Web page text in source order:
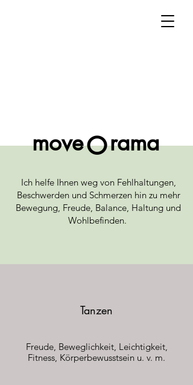
Ich helfe Ihnen weg von Fehlhaltungen,
Beschwerden und Schmerzen hin zu mehr
Bewegung, Freude, Balance, Haltung und
Wohlbefinden.
O
move rama
Tanzen
Freude, Beweglichkeit, Leichtigkeit,
Fitness, Körperbewusstsein u. v. m.